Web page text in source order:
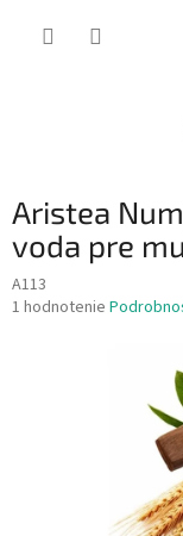
Aristea
voda pre
A113
Priemerné
1 hodnotenie